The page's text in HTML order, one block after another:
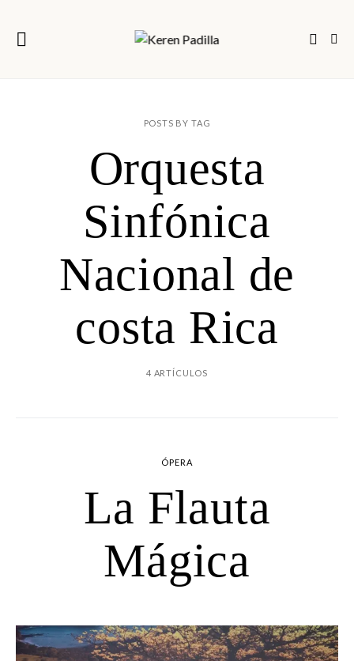
POSTS BY TAG
Orquesta
Sinfónica
Nacional de
costa Rica
4 ARTÍCULOS
ÓPERA
La Flauta
Mágica